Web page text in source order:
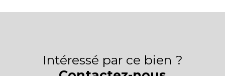
Intéressé par ce bien ?